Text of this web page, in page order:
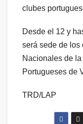
clubes
Desde el 12 y
será sede de los
Nacionales de
Portugueses de
TRD/LAP